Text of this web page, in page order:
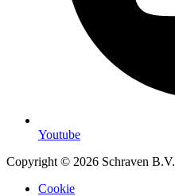
Youtube
Copyright © 2026 Schraven B.V.
Cookie